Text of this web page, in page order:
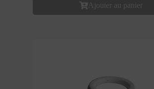
Ajouter au panier